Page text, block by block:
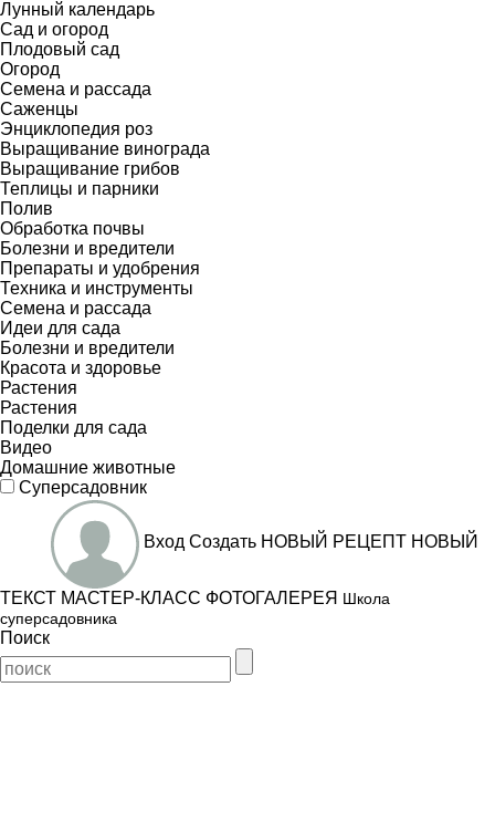
Лунный календарь
Сад и огород
Плодовый сад
Огород
Семена и рассада
Саженцы
Энциклопедия роз
Выращивание винограда
Выращивание грибов
Теплицы и парники
Полив
Обработка почвы
Болезни и вредители
Препараты и удобрения
Техника и инструменты
Семена и рассада
Идеи для сада
Болезни и вредители
Красота и здоровье
Растения
Растения
Поделки для сада
Видео
Домашние животные
Суперсадовник
Вход Создать НОВЫЙ РЕЦЕПТ НОВЫЙ
ТЕКСТ МАСТЕР-КЛАСС ФОТОГАЛЕРЕЯ Школа
суперсадовника
Поиск